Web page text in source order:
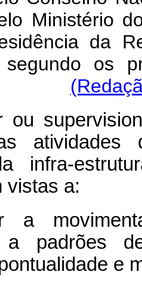
Ministério
da
segundo os
ou
infra-
vistas a:
a
a padrões
e